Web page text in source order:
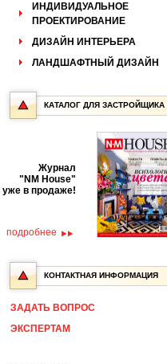
ИНДИВИДУАЛЬНОЕ
ПРОЕКТИРОВАНИЕ
ДИЗАЙН ИНТЕРЬЕРА
ЛАНДШАФТНЫЙ ДИЗАЙН
КАТАЛОГ ДЛЯ ЗАСТРОЙЩИКА
Журнал
"NM House"
уже в продаже!
подробнее
КОНТАКТНАЯ ИНФОРМАЦИЯ
ЗАДАТЬ ВОПРОС
ЭКСПЕРТАМ